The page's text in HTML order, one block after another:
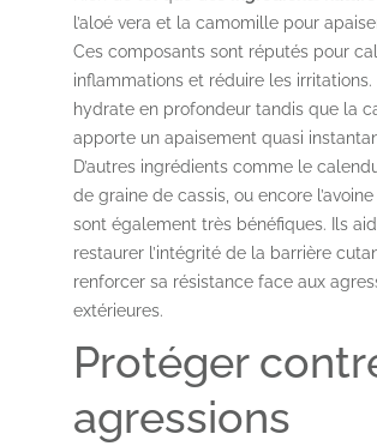
l’aloé vera et la camomille pour
Ces composants sont réputés pour
inflammations et réduire les irritations.
hydrate en profondeur tandis que la
apporte un apaisement quasi
D’autres ingrédients comme le
de graine de cassis, ou encore
sont également très bénéfiques. Ils
restaurer l’intégrité de la barrière
renforcer sa résistance face aux
extérieures.
Protéger
agressions